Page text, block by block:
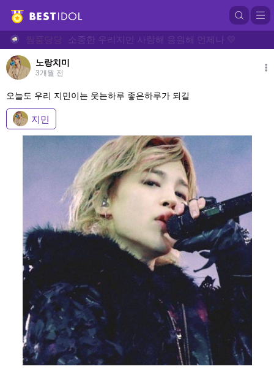
소중한 우리지민 사랑해 응원해 언제나 💛
노랑치미
3개월 전
오늘도 우리 지민이는 웃는하루 좋은하루가 되길
지민